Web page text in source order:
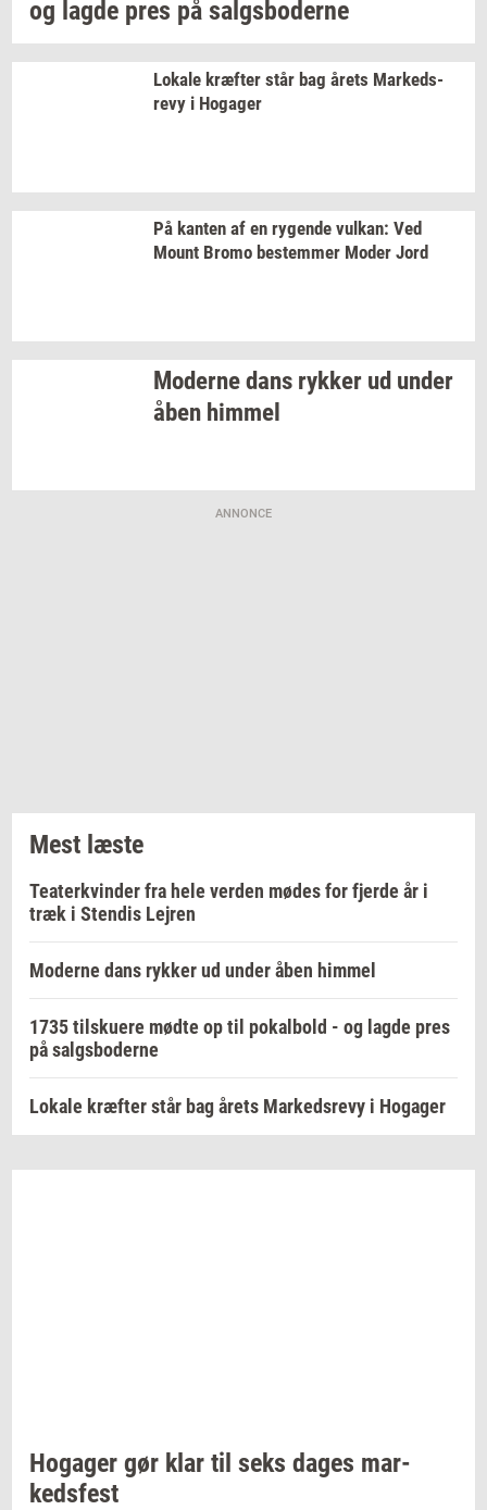
og lagde pres på salgs­bo­der­ne
Lo­ka­le kræf­ter står bag årets Mar­keds­
revy i Ho­ga­ger
På kan­ten af en ry­gen­de vulkan: Ved
Mount Bromo be­stem­mer Moder Jord
Mo­der­ne dans ryk­ker ud under
åben him­mel
ANNONCE
Mest læste
Teaterkvinder fra hele verden mødes for fjerde år i
træk i Stendis Lejren
Moderne dans rykker ud under åben himmel
1735 tilskuere mødte op til pokalbold - og lagde pres
på salgsboderne
Lokale kræfter står bag årets Markedsrevy i Hogager
Ho­ga­ger gør klar til seks dages mar­
keds­fest